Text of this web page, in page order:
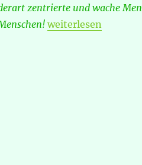
zentrierte und wache
„Robin Kaiser –
weiterlesen